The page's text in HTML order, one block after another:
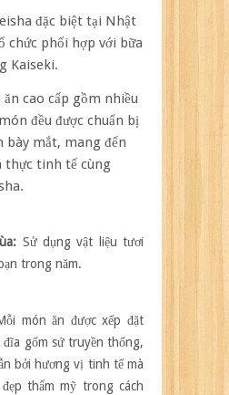
đặc biệt tại Nhật
chức phối hợp với bữa
Kaiseki.
cao cấp gồm nhiều
đều được chuẩn bị
bày mắt, mang đến
thực tinh tế cùng
Sử dụng vật liệu tươi
trong năm.
món ăn được xếp đặt
gốm sứ truyền thống,
bởi hương vị tinh tế mà
thẩm mỹ trong cách